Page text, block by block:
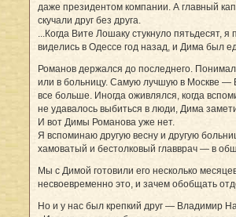
даже президентом компании. А главный
скучали друг без друга.
...Когда Вите Лошаку стукнуло
виделись в Одессе год назад, и Дима был
Романов держался до последнего.
или в больницу. Самую лучшую в Москве —
все больше. Иногда оживлялся, когда
не удавалось выбиться в люди, Дима
И вот Димы Романова уже нет.
Я вспоминаю другую весну и другую
хамоватый и бестолковый главврач — в
Мы с Димой готовили его несколько
несвоевременно это, и зачем обобщать
Но и у нас был крепкий друг — Владимир